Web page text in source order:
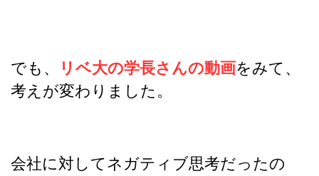
でも、 リベ大の学長さんの動画をみて、
考えが変わりました。
会社に対してネガティブ思考だったの